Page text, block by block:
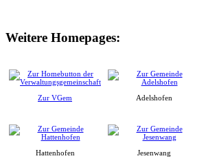
Weitere Homepages:
Zur VGem Adelshofen
Hattenhofen Jesenwang